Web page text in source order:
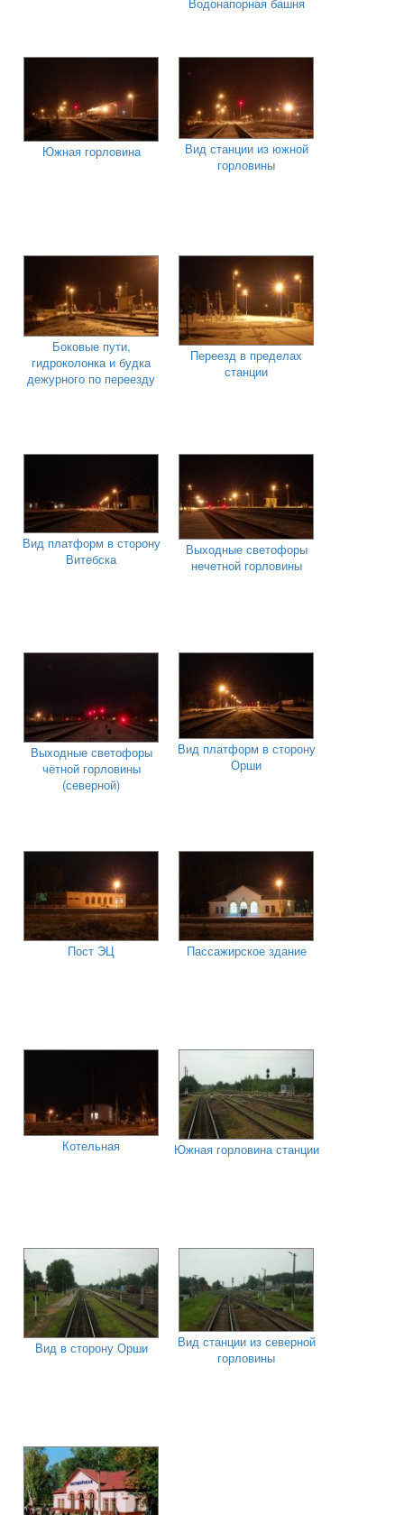
Южная горловина
Вид станции из южной
горловины
Боковые пути,
гидроколонка и будка
дежурного по переезду
Переезд в пределах
станции
Вид платформ в сторону
Витебска
Выходные светофоры
нечетной горловины
Выходные светофоры
чётной горловины
(северной)
Вид платформ в сторону
Орши
Пост ЭЦ Пассажирское здание
Котельная Южная горловина станции
Вид в сторону Орши
Вид станции из северной
горловины